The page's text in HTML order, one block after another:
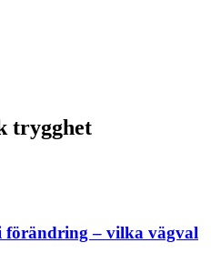
trygghet
förändring – vilka vägval